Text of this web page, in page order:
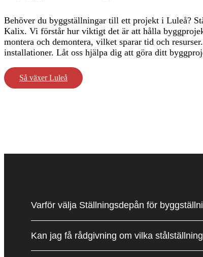
Behöver du byggställningar till ett projekt i Luleå?
Kalix. Vi förstår hur viktigt det är att hålla
montera och demontera, vilket sparar tid och
installationer. Låt oss hjälpa dig att göra ditt
Så växer Luleå
Varför välja Ställningsdepån för
Kan jag få rådgivning om vilka